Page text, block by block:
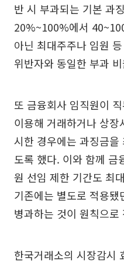
반 시 부과되는 기본 과
20%~100%에서
아닌 최대주주나 임원
위반자와 동일한 부과
또 금융회사 임직원이
이용해 거래하거나 상
시한 경우에는 과징금
도록 했다. 이와 함께 금
원 선임 제한 기간도 최
기존에는 별도로 적용
병과하는 것이 원칙으로
한국거래소의 시장감시